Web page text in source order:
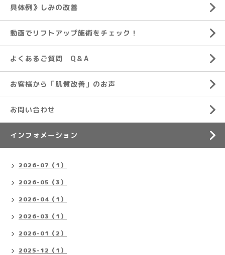
具体例》しみの改善
動画でリフトアップ施術をチェック！
よくあるご質問 Q＆A
お客様から「肌質改善」のお声
お問い合わせ
インフォメーション
2026-07（1）
2026-05（3）
2026-04（1）
2026-03（1）
2026-01（2）
2025-12（1）